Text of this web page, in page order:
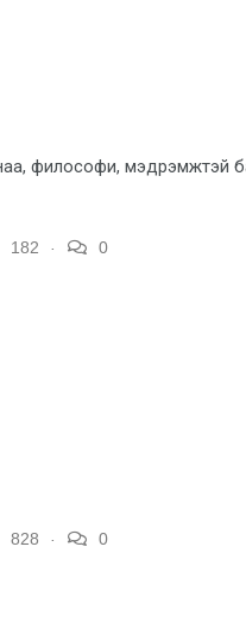
философи, мэдрэмжтэй
182 0
828 0